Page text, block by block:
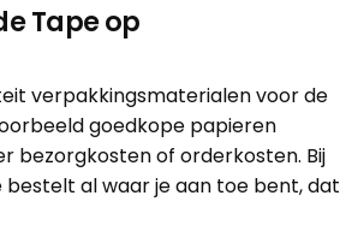
Tape op
verpakkingsmaterialen voor de
goedkope papieren
bezorgkosten of orderkosten. Bij
al waar je aan toe bent, dat